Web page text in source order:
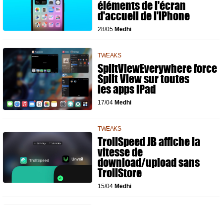
éléments de l'écran
d'accueil de l'iPhone
28/05 Medhi
TWEAKS
SplitViewEverywhere force
Split View sur toutes
les apps iPad
17/04 Medhi
TWEAKS
TrollSpeed JB affiche la
vitesse de
download/upload sans
TrollStore
15/04 Medhi